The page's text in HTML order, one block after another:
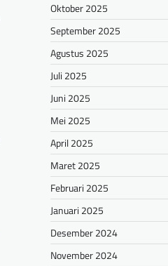
Oktober 2025
September 2025
Agustus 2025
Juli 2025
Juni 2025
Mei 2025
April 2025
Maret 2025
Februari 2025
Januari 2025
Desember 2024
November 2024